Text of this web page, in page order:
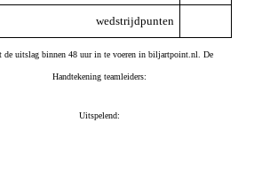
wedstrijdpunten
de uitslag binnen 48 uur in te voeren in biljartpoint.nl. De
Handtekening teamleiders:
Uitspelend: